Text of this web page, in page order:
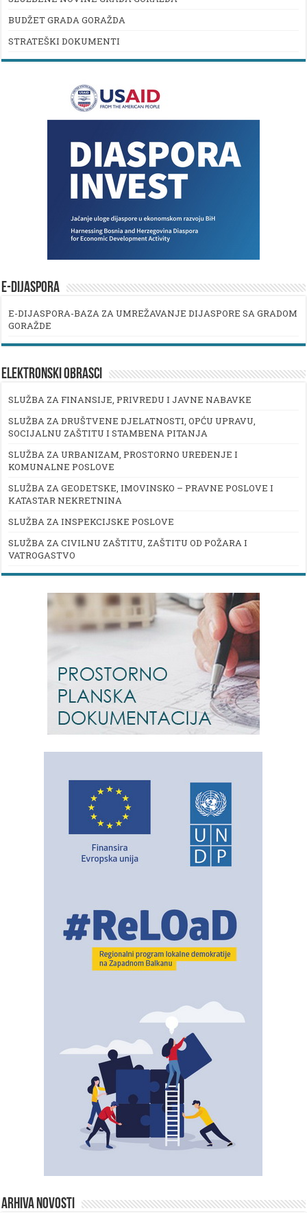
BUDŽET GRADA GORAŽDA
STRATEŠKI DOKUMENTI
E-DIJASPORA
E-DIJASPORA-BAZA ZA UMREŽAVANJE DIJASPORE SA GRADOM
GORAŽDE
ELEKTRONSKI OBRASCI
SLUŽBA ZA FINANSIJE, PRIVREDU I JAVNE NABAVKE
SLUŽBA ZA DRUŠTVENE DJELATNOSTI, OPĆU UPRAVU,
SOCIJALNU ZAŠTITU I STAMBENA PITANJA
SLUŽBA ZA URBANIZAM, PROSTORNO UREĐENJE I
KOMUNALNE POSLOVE
SLUŽBA ZA GEODETSKE, IMOVINSKO – PRAVNE POSLOVE I
KATASTAR NEKRETNINA
SLUŽBA ZA INSPEKCIJSKE POSLOVE
SLUŽBA ZA CIVILNU ZAŠTITU, ZAŠTITU OD POŽARA I
VATROGASTVO
ARHIVA NOVOSTI